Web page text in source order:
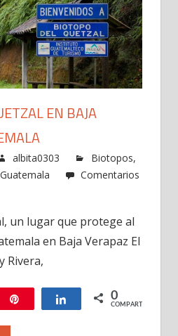
EN BAJA
albita0303 Biotopos,
Comentarios
un lugar que protege al
en Baja Verapaz El
Rivera,
Compartir
0
COMPARTIR